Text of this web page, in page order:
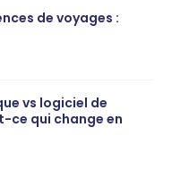
de voyages :
vs logiciel de
ce qui change en